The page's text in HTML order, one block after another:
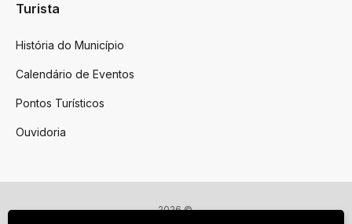
Turista
História do Município
Calendário de Eventos
Pontos Turísticos
Ouvidoria
2026 ©